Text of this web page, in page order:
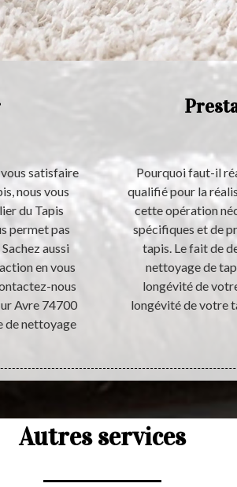
satisfaire
nous vous
du Tapis
permet pas
aussi
en vous
nous
Avre 74700
de nettoyage
Pourquoi faut-il
qualifié pour la
cette opération
spécifiques et de
tapis. Le fait de
nettoyage de
longévité de
longévité de votre
Autres services